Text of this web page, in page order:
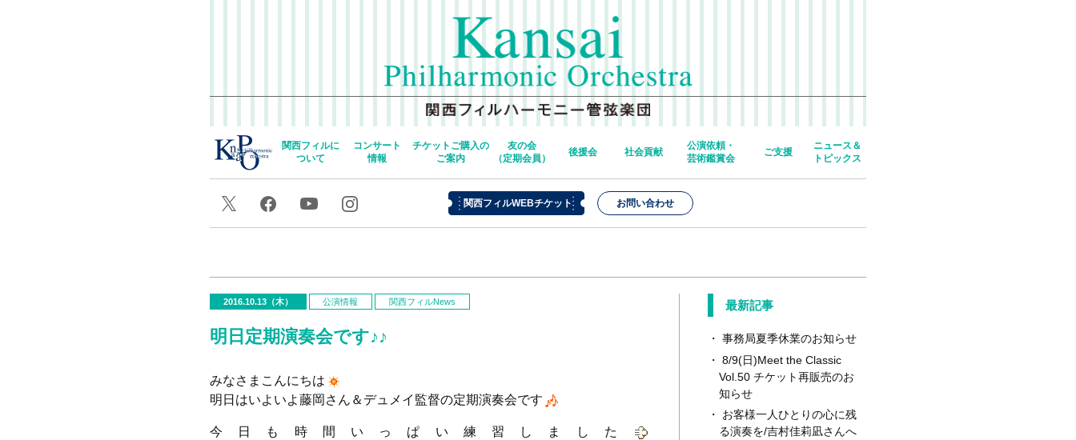
関西フィルに
ついて
コンサート
情報
チケットご購入の
ご案内
友の会
（定期会員）
後援会 社会貢献
公演依頼・
芸術鑑賞会
ご支援
ニュース＆
トピックス
関西フィルWEBチケット お問い合わせ
2016.10.13（木） 公演情報 関西フィルNews
明日定期演奏会です♪♪
みなさまこんにちは
明日はいよいよ藤岡さん＆デュメイ監督の定期演奏会です
今日も時間いっぱい練習しました
最新記事
事務局夏季休業のお知らせ
8/9(日)Meet the Classic
Vol.50 チケット再販売のお
知らせ
お客様一人ひとりの心に残
る演奏を/吉村佳莉凪さんへ